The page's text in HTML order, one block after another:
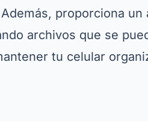
proporciona
archivos que se
tu celular